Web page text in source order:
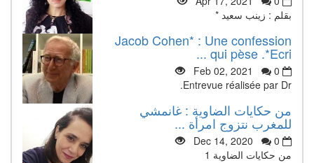
بقلم : زينب سعيد *
Jacob Cohen* : Une confession
qui pèse .*Ecri ...
Feb 02, 2021
0
Entrevue réalisée par Dr.
من حكايات الضاوية : غانمشي
للمغرب نتزوج امرأة ...
Dec 14, 2020
0
من حكايات الضاوية 1